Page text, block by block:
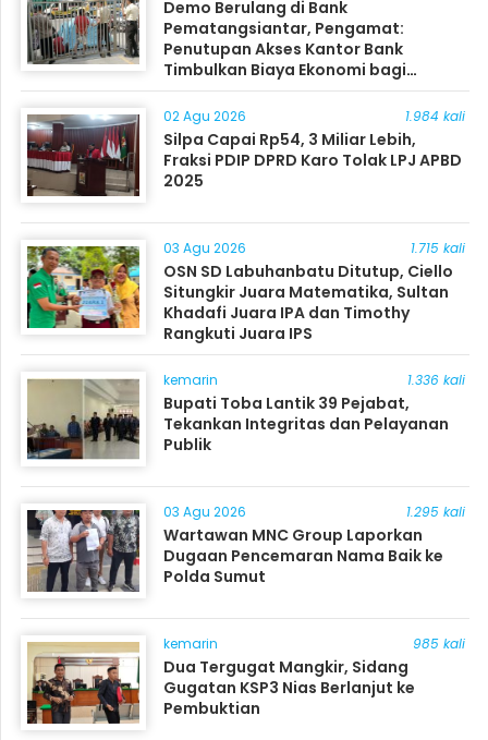
Demo Berulang di Bank
Pematangsiantar, Pengamat:
Penutupan Akses Kantor Bank
Timbulkan Biaya Ekonomi bagi
Masyarakat
02 Agu 2026 1.984 kali
Silpa Capai Rp54, 3 Miliar Lebih,
Fraksi PDIP DPRD Karo Tolak LPJ APBD
2025
03 Agu 2026 1.715 kali
OSN SD Labuhanbatu Ditutup, Ciello
Situngkir Juara Matematika, Sultan
Khadafi Juara IPA dan Timothy
Rangkuti Juara IPS
kemarin 1.336 kali
Bupati Toba Lantik 39 Pejabat,
Tekankan Integritas dan Pelayanan
Publik
03 Agu 2026 1.295 kali
Wartawan MNC Group Laporkan
Dugaan Pencemaran Nama Baik ke
Polda Sumut
kemarin 985 kali
Dua Tergugat Mangkir, Sidang
Gugatan KSP3 Nias Berlanjut ke
Pembuktian